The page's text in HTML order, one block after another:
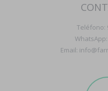
Teléfono:
WhatsApp:
Email: